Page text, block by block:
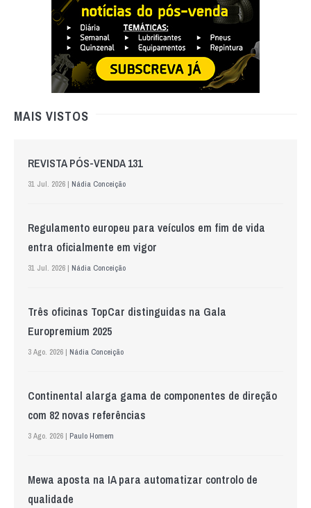
MAIS VISTOS
REVISTA PÓS-VENDA 131
31 Jul. 2026 | Nádia Conceição
Regulamento europeu para veículos em fim de vida
entra oficialmente em vigor
31 Jul. 2026 | Nádia Conceição
Três oficinas TopCar distinguidas na Gala
Europremium 2025
3 Ago. 2026 | Nádia Conceição
Continental alarga gama de componentes de direção
com 82 novas referências
3 Ago. 2026 | Paulo Homem
Mewa aposta na IA para automatizar controlo de
qualidade